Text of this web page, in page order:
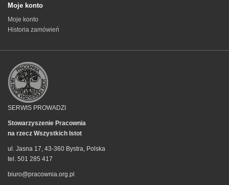
Moje konto
Moje konto
Historia zamówień
SERWIS PROWADZI
Stowarzyszenie Pracownia
na rzecz Wszystkich Istot
ul. Jasna 17, 43-360 Bystra, Polska
tel. 501 285 417
biuro@pracownia.org.pl